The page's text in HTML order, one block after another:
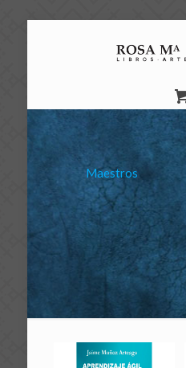
Maestros